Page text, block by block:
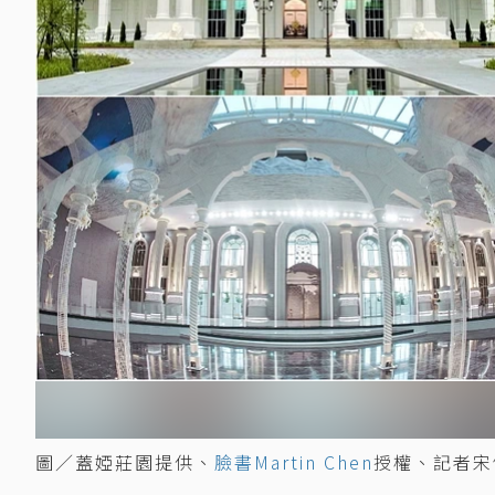
圖／蓋婭莊園提供、 臉書Martin Chen授權、記者